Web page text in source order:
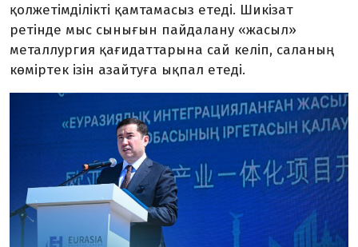
қолжетімділікті қамтамасыз етеді. Шикізат
ретінде мыс сынығын пайдалану «жасыл»
металлургия қағидаттарына сай келіп, саланың
көміртек ізін азайтуға ықпал етеді.